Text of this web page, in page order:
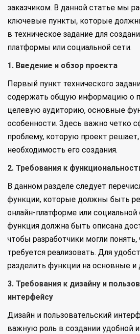
заказчиком. В данной статье мы
ключевые пункты, которые
в техническое задание для
платформы или социальной сети.
1. Введение и обзор проекта
Первый пункт технического
содержать общую информацию о
целевую аудиторию, основные
особенности. Здесь важно четко
проблему, которую проект
необходимость его создания.
2. Требования к
В данном разделе следует
функции, которые должны быть
онлайн-платформе или
функция должна быть описана
чтобы разработчики могли
требуется реализовать. Для
разделить функции на основные и
3. Требования к дизайну и
интерфейсу
Дизайн и пользовательский
важную роль в создании удобной